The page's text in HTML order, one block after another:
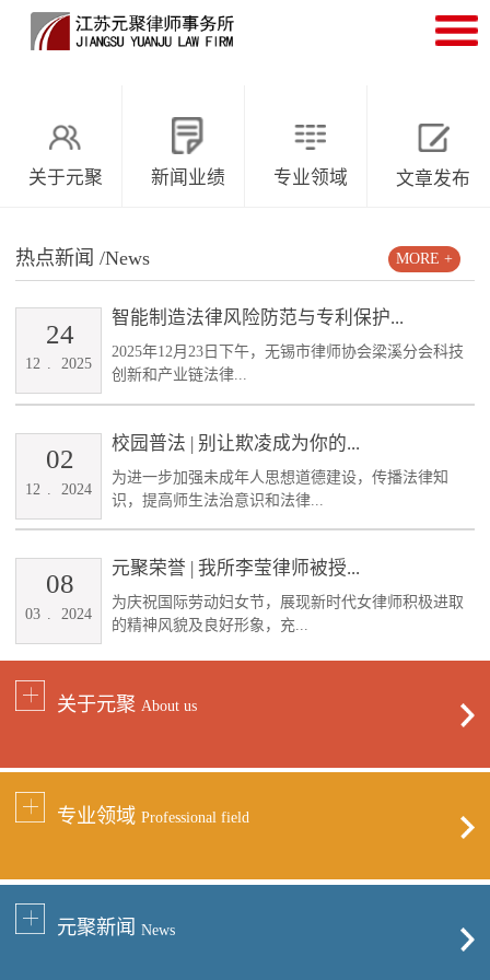
关于元聚 新闻业绩 专业领域 文章发布
热点新闻 /News
智能制造法律风险防范与专利保护...
2025年12月23日下午，无锡市律师协会梁溪分会科技
创新和产业链法律...
12 . 2025
24
校园普法 | 别让欺凌成为你的...
为进一步加强未成年人思想道德建设，传播法律知
识，提高师生法治意识和法律...
12 2024
02
元聚荣誉 | 我所李莹律师被授...
为庆祝国际劳动妇女节，展现新时代女律师积极进取
的精神风貌及良好形象，充...
03 2024
08
MORE +
关于元聚 About us
专业领域 Professional field
元聚新闻 News